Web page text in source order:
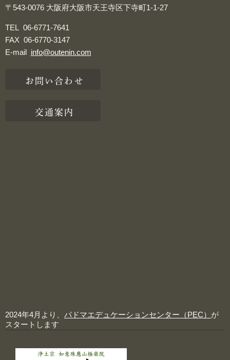
〒543-0076 大阪府大阪市天王寺区下寺町1-1-27
TEL 06-6771-7641
FAX 06-6770-3147
E-mail info@outenin.com
お問い合わせ
交通案内
2024年4月より、 パドマエデュケーションセンター（PEC） が
スタートします